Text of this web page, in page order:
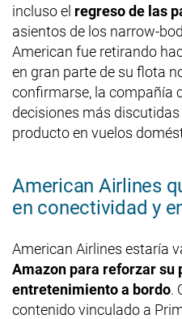
incluso el regreso de las
asientos de los narrow-
American fue retirando
en gran parte de su flota
confirmarse, la compañía
decisiones más
producto en vuelos
American Airlines
en conectividad y
American Airlines estaría
Amazon para reforzar su
entretenimiento a bordo.
contenido vinculado a